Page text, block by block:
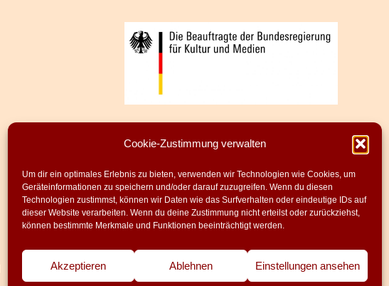
Cookie-Zustimmung verwalten
Um dir ein optimales Erlebnis zu bieten, verwenden wir Technologien wie Cookies, um
Geräteinformationen zu speichern und/oder darauf zuzugreifen. Wenn du diesen
Technologien zustimmst, können wir Daten wie das Surfverhalten oder eindeutige IDs auf
dieser Website verarbeiten. Wenn du deine Zustimmung nicht erteilst oder zurückziehst,
können bestimmte Merkmale und Funktionen beeinträchtigt werden.
Akzeptieren Ablehnen Einstellungen ansehen